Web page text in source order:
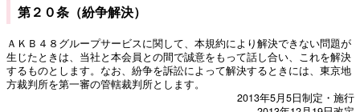
第２０条（紛争解決）
ＡＫＢ４８グループサービスに関して、本規約により解決できない問題が
生じたときは、当社と本会員との間で誠意をもって話し合い、これを解決
するものとします。なお、紛争を訴訟によって解決するときには、東京地
方裁判所を第一審の管轄裁判所とします。
2013年5月5日制定・施行